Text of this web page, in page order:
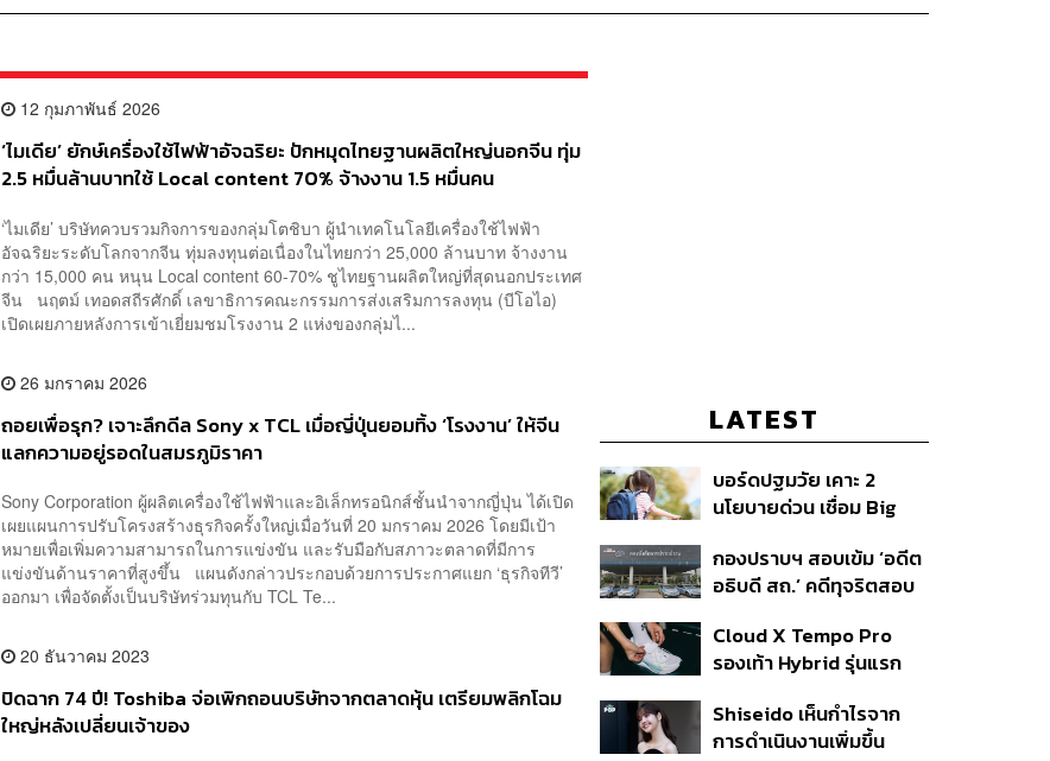
12 กุมภาพันธ์ 2026
‘ไมเดีย’ ยักษ์เครื่องใช้ไฟฟ้าอัจฉริยะ ปักหมุดไทยฐานผลิตใหญ่นอกจีน ทุ่ม
2.5 หมื่นล้านบาทใช้ Local content 70% จ้างงาน 1.5 หมื่นคน
‘ไมเดีย’ บริษัทควบรวมกิจการของกลุ่มโตชิบา ผู้นำเทคโนโลยีเครื่องใช้ไฟฟ้า
อัจฉริยะระดับโลกจากจีน ทุ่มลงทุนต่อเนื่องในไทยกว่า 25,000 ล้านบาท จ้างงาน
กว่า 15,000 คน หนุน Local content 60-70% ชูไทยฐานผลิตใหญ่ที่สุดนอกประเทศ
จีน นฤตม์ เทอดสถีรศักดิ์ เลขาธิการคณะกรรมการส่งเสริมการลงทุน (บีโอไอ)
เปิดเผยภายหลังการเข้าเยี่ยมชมโรงงาน 2 แห่งของกลุ่มไ...
26 มกราคม 2026
ถอยเพื่อรุก? เจาะลึกดีล Sony x TCL เมื่อญี่ปุ่นยอมทิ้ง ‘โรงงาน’ ให้จีน
แลกความอยู่รอดในสมรภูมิราคา
Sony Corporation ผู้ผลิตเครื่องใช้ไฟฟ้าและอิเล็กทรอนิกส์ชั้นนำจากญี่ปุ่น ได้เปิด
เผยแผนการปรับโครงสร้างธุรกิจครั้งใหญ่เมื่อวันที่ 20 มกราคม 2026 โดยมีเป้า
หมายเพื่อเพิ่มความสามารถในการแข่งขัน และรับมือกับสภาวะตลาดที่มีการ
แข่งขันด้านราคาที่สูงขึ้น แผนดังกล่าวประกอบด้วยการประกาศแยก ‘ธุรกิจทีวี’
ออกมา เพื่อจัดตั้งเป็นบริษัทร่วมทุนกับ TCL Te...
20 ธันวาคม 2023
ปิดฉาก 74 ปี! Toshiba จ่อเพิกถอนบริษัทจากตลาดหุ้น เตรียมพลิกโฉม
ใหญ่หลังเปลี่ยนเจ้าของ
LATEST
บอร์ดปฐมวัย เคาะ 2
นโยบายด่วน เชื่อม Big
เด็กตกหล่น-ห้ามสอบ
แข่งขันเด็กเล็ก เน้นเรียนรู้
กองปราบฯ สอบเข้ม ‘อดีต
อธิบดี สถ.’ คดีทุจริตสอบ
จ่อชง ป.ป.ช. 12 ส.ค. นี้
Cloud X Tempo Pro
รองเท้า Hybrid รุ่นแรก
Shiseido เห็นกำไรจาก
การดำเนินงานเพิ่มขึ้น